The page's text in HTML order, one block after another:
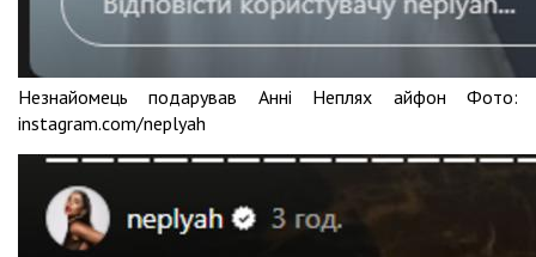
Незнайомець подарував Анні Неплях айфон Фото:
instagram.com/neplyah